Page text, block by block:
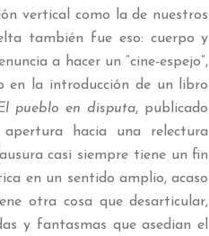
vertical como la de nuestros
también fue eso: cuerpo y
a hacer un “cine-espejo”,
en la introducción de un libro
pueblo en disputa, publicado
hacia una relectura
casi siempre tiene un fin
en un sentido amplio, acaso
otra cosa que desarticular,
y fantasmas que asedian el